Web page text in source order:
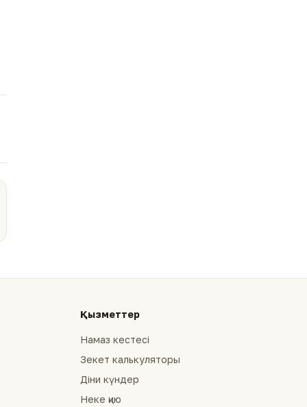
Қызметтер
Намаз кестесі
Зекет калькуляторы
Діни күндер
Неке қию